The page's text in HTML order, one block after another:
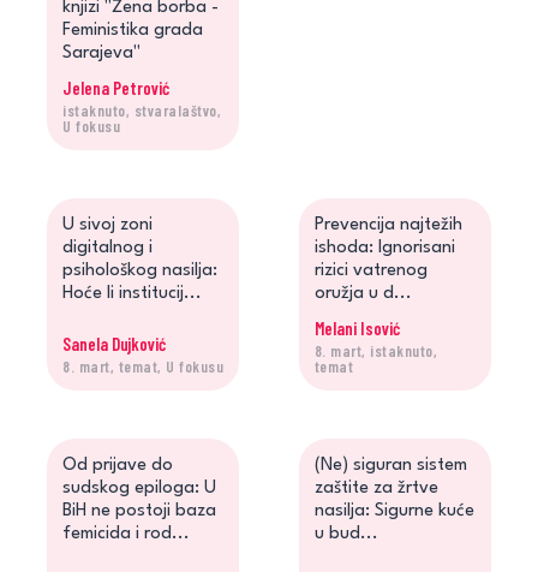
knjizi "Žena borba -
Feministika grada
Sarajeva"
Jelena Petrović
istaknuto, stvaralaštvo,
U fokusu
U sivoj zoni
digitalnog i
psihološkog nasilja:
Hoće li institucij...
Sanela Dujković
8. mart, temat, U fokusu
Prevencija najtežih
ishoda: Ignorisani
rizici vatrenog
oružja u d...
Melani Isović
8. mart, istaknuto,
temat
Od prijave do
sudskog epiloga: U
BiH ne postoji baza
femicida i rod...
(Ne) siguran sistem
zaštite za žrtve
nasilja: Sigurne kuće
u bud...